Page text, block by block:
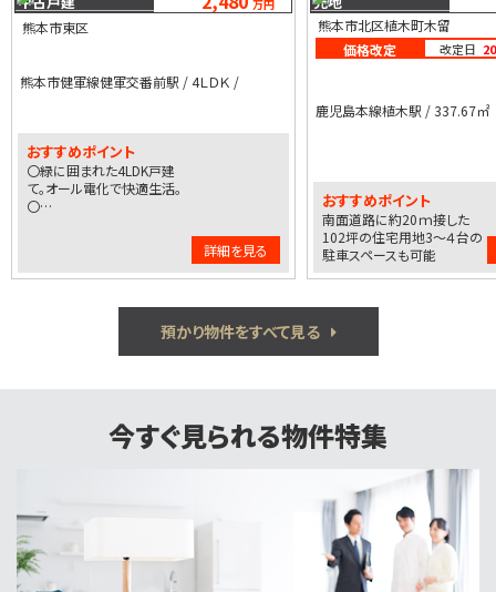
万円
熊本市東区
熊本市健軍線健軍交番前駅 / 4ＬＤＫ /
おすすめポイント
〇緑に囲まれた4LDK戸建
て。オール電化で快適生活。
〇…
詳細を見る
熊本市北区植木町木留
価格改定
改定日
鹿児島本線植木駅 / 337.67㎡
おすすめポイント
南面道路に約20ｍ接した
102坪の住宅用地3〜４台の
駐車スペースも可能
預かり物件をすべて見る
今すぐ見られる物件特集